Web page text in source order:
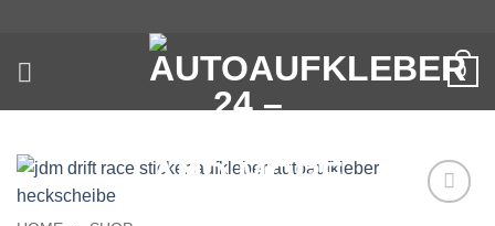
springen
0